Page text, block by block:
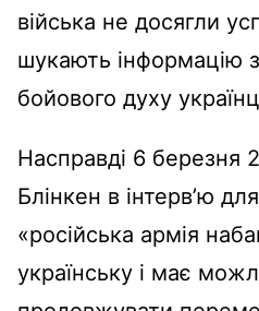
війська не досягли
шукають інформацію
бойового духу
Насправді 6 березня
Блінкен в інтерв’ю
«російська армія
українську і має